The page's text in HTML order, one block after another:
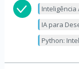
Inteligência
IA para
Python: